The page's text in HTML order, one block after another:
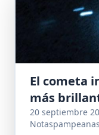
El cometa
más
20 septiembre
Notaspampeanas